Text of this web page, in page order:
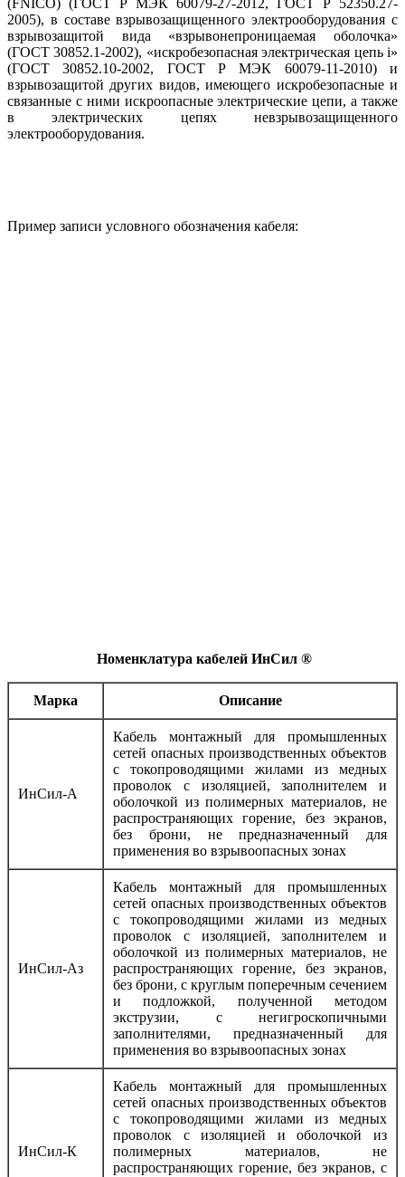
(FNICO) (ГОСТ Р МЭК 60079-27-2012, ГОСТ Р 52350.27-
2005), в составе взрывозащищенного электрооборудования с
взрывозащитой вида «взрывонепроницаемая оболочка»
(ГОСТ 30852.1-2002), «искробезопасная электрическая цепь i»
(ГОСТ 30852.10-2002, ГОСТ Р МЭК 60079-11-2010) и
взрывозащитой других видов, имеющего искробезопасные и
связанные с ними искроопасные электрические цепи, а также
в электрических цепях невзрывозащищенного
электрооборудования.
Пример записи условного обозначения кабеля:
Номенклатура кабелей ИнСил ®
Марка Описание
ИнСил-А
Кабель монтажный для промышленных
сетей опасных производственных объектов
с токопроводящими жилами из медных
проволок с изоляцией, заполнителем и
оболочкой из полимерных материалов, не
распространяющих горение, без экранов,
без брони, не предназначенный для
применения во взрывоопасных зонах
ИнСил-Аз
Кабель монтажный для промышленных
сетей опасных производственных объектов
с токопроводящими жилами из медных
проволок с изоляцией, заполнителем и
оболочкой из полимерных материалов, не
распространяющих горение, без экранов,
без брони, с круглым поперечным сечением
и подложкой, полученной методом
экструзии, с негигроскопичными
заполнителями, предназначенный для
применения во взрывоопасных зонах
ИнСил-К
Кабель монтажный для промышленных
сетей опасных производственных объектов
с токопроводящими жилами из медных
проволок с изоляцией и оболочкой из
полимерных материалов, не
распространяющих горение, без экранов, с